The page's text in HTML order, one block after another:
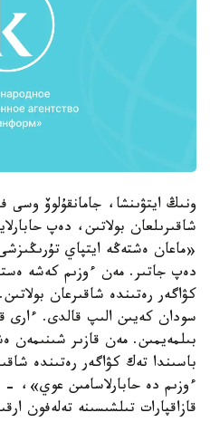
ونىڭ ايتۋىنشا، جامانقۇلوۆ وسى
شاقىرىلعان بولاتىن، دەپ
«ماعان ەشتەڭە ايتپاي
دەپ جاتىر. مەن ءوزىم كەشە
كۋاگەر رەتىندە شاقىرعان
سودان كەيىن الىپ قالدى. ءارى
بىلمەيمىن. مەن قازىر شىنىمەن
باسىندا تەك كۋاگەر رەتىندە
ءوزىم دە حابارلاسامىن عوي»، -
قازاقپارات تىلشىسىنە تەلەفون